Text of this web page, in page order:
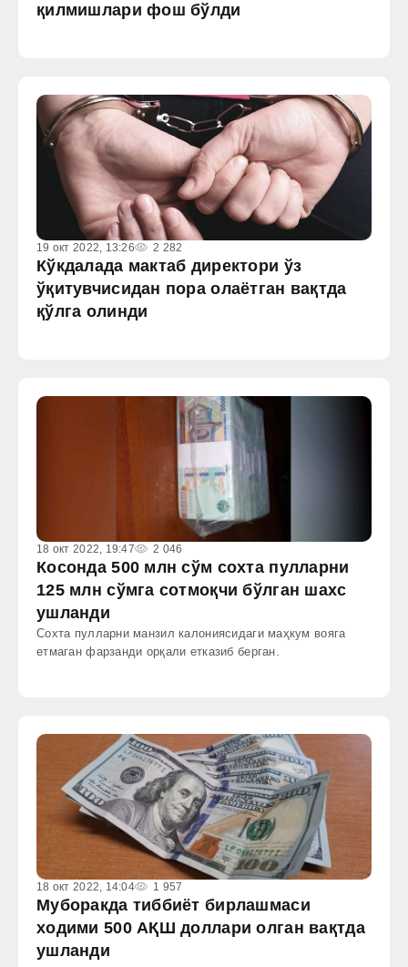
қилмишлари фош бўлди
19 окт 2022, 13:26 2 282
Кўкдалада мактаб директори ўз
ўқитувчисидан пора олаётган вақтда
қўлга олинди
18 окт 2022, 19:47 2 046
Косонда 500 млн сўм сохта пулларни
125 млн сўмга сотмоқчи бўлган шахс
ушланди
Сохта пулларни манзил калониясидаги маҳкум вояга
етмаган фарзанди орқали етказиб берган.
18 окт 2022, 14:04 1 957
Муборакда тиббиёт бирлашмаси
ходими 500 АҚШ доллари олган вақтда
ушланди